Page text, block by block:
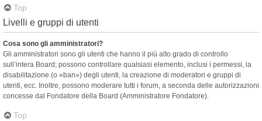
Top
Livelli e gruppi di utenti
Cosa sono gli amministratori?
Gli amministratori sono gli utenti che hanno il più alto grado di controllo
sull’intera Board; possono controllare qualsiasi elemento, inclusi i permessi, la
disabilitazione (o «ban») degli utenti, la creazione di moderatori e gruppi di
utenti, ecc. Inoltre, possono moderare tutti i forum, a seconda delle autorizzazioni
concesse dal Fondatore della Board (Amministratore Fondatore).
Top